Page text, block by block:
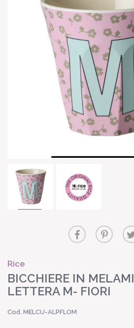
Rice
BICCHIERE IN
LETTERA M- FIORI
Cod. MELCU-ALPFLOM